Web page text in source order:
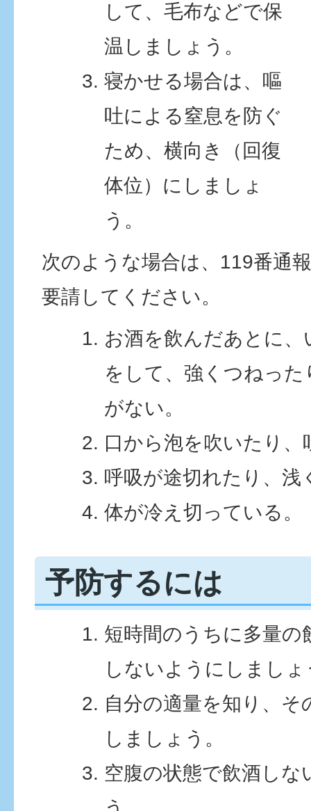
して、毛布などで保
温しましょう。
寝かせる場合は、嘔
吐による窒息を防ぐ
ため、横向き（回復
体位）にしましょ
う。
次のような場合は、119番通
要請してください。
お酒を飲んだあとに
をして、強くつねっ
がない。
口から泡を吹いたり、
呼吸が途切れたり、浅
体が冷え切っている。
予防するには
短時間のうちに多量の
しないようにしましょ
自分の適量を知り、そ
しましょう。
空腹の状態で飲酒し